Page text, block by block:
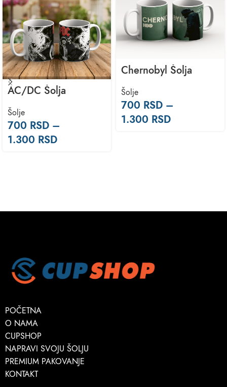
AC/DC Šolja
Šolje
700 RSD –
1.300 RSD
Chernobyl Šolja
Šolje
700 RSD –
1.300 RSD
POČETNA
O NAMA
CUPSHOP
NAPRAVI SVOJU ŠOLJU
PREMIUM PAKOVANJE
KONTAKT